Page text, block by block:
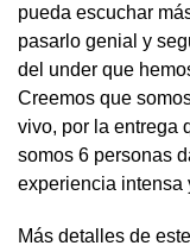
pueda escuchar
pasarlo genial y
del under que
Creemos que
vivo, por la entrega
somos 6 personas
experiencia intensa
Más detalles de